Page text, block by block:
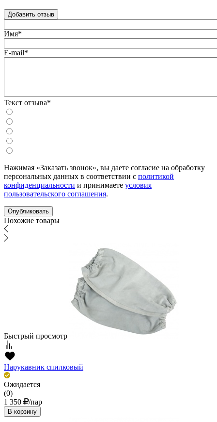
Добавить отзыв
Имя*
E-mail*
Текст отзыва*
Нажимая «Заказать звонок», вы даете согласие на обработку
персональных данных в соответствии с политикой
конфиденциальности и принимаете условия
пользовательского соглашения.
Похожие товары
Быстрый просмотр
Нарукавник спилковый
Ожидается
(0)
1 350
/пар
В корзину